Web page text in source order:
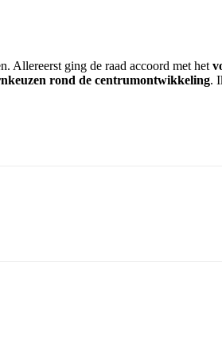
Allereerst ging de raad accoord met het
rond de centrumontwikkeling.